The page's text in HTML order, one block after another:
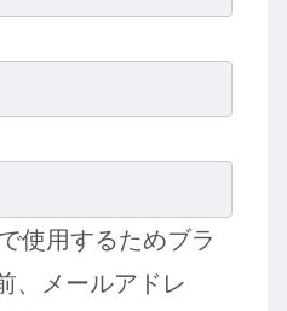
使用するためブラ
、メールアドレ